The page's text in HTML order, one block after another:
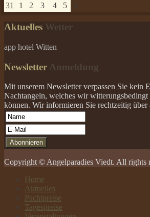
31
1 2 3 4 5 6
Aktuelles Wetter
app hotel Witten
Newsletter Anmeldung
Mit unserem Newsletter verpassen Sie kein
Nachtangeln, welches wir
können. Wir informieren Sie rechtzeitig über
Copyright © Angelparadies Viedt. All rights
Home
Aktuelles
Pachtpreise
Tagespreise